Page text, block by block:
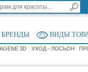
БРЕНДЫ ВИДЫ
3D УХОД - ЛОСЬОН